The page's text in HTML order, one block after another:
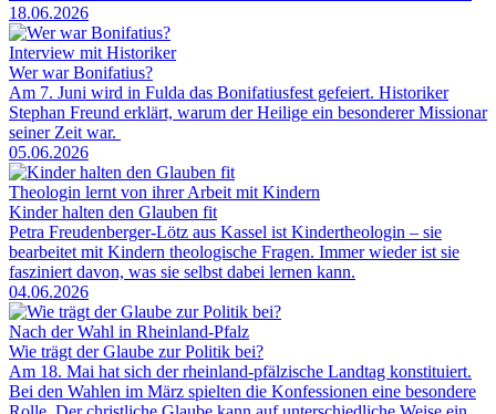
18.06.2026
Interview mit Historiker
Wer war Bonifatius?
Am 7. Juni wird in Fulda das Bonifatiusfest gefeiert. Historiker
Stephan Freund erklärt, warum der Heilige ein besonderer Missionar
seiner Zeit war.
05.06.2026
Theologin lernt von ihrer Arbeit mit Kindern
Kinder halten den Glauben fit
Petra Freudenberger-Lötz aus Kassel ist Kindertheologin – sie
bearbeitet mit Kindern theologische Fragen. Immer wieder ist sie
fasziniert davon, was sie selbst dabei lernen kann.
04.06.2026
Nach der Wahl in Rheinland-Pfalz
Wie trägt der Glaube zur Politik bei?
Am 18. Mai hat sich der rheinland-pfälzische Landtag konstituiert.
Bei den Wahlen im März spielten die Konfessionen eine besondere